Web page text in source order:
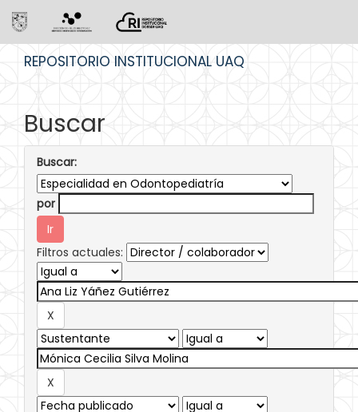
REPOSITORIO INSTITUCIONAL UAQ
Buscar
Buscar:
por
Filtros actuales: